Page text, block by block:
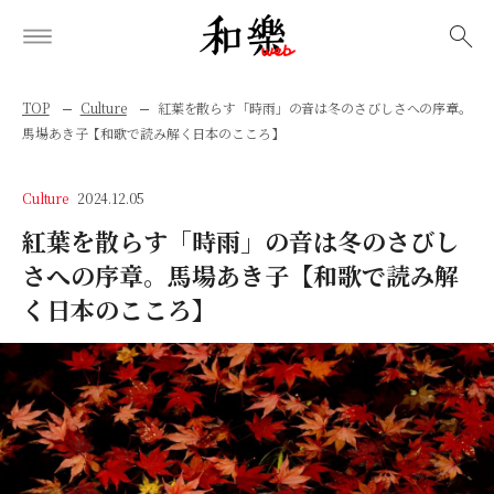
TOP Culture
紅葉を散らす「時雨」の音は冬のさびしさへの序章。
馬場あき子【和歌で読み解く日本のこころ】
Culture 2024.12.05
紅葉を散らす「時雨」の音は冬のさびし
さへの序章。馬場あき子【和歌で読み解
く日本のこころ】